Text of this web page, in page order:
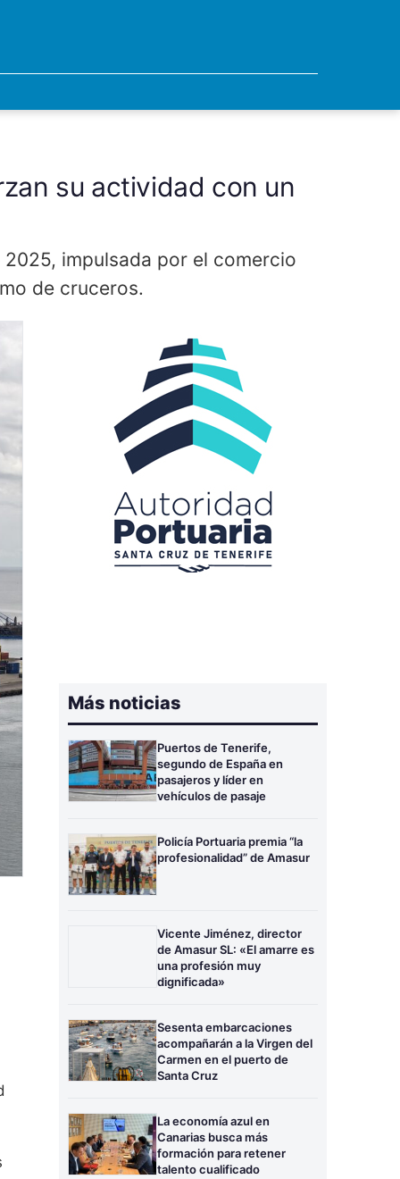
su actividad con un
impulsada por el comercio
de cruceros.
Más noticias
Puertos de Tenerife,
segundo de España en
pasajeros y líder en
vehículos de pasaje
Policía Portuaria premia “la
profesionalidad” de Amasur
Vicente Jiménez, director
de Amasur SL: «El amarre es
una profesión muy
dignificada»
Sesenta embarcaciones
acompañarán a la Virgen del
Carmen en el puerto de
Santa Cruz
La economía azul en
Canarias busca más
formación para retener
talento cualificado